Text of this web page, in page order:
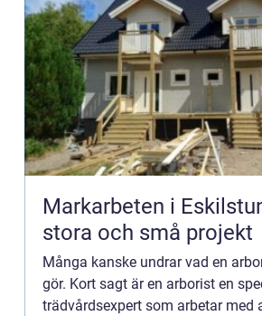
Markarbeten i
stora och små projekt
Många kanske undrar vad en
gör. Kort sagt är en arborist en
trädvårdsexpert som arbetar med